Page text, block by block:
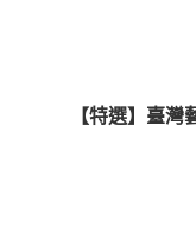
【特選】臺